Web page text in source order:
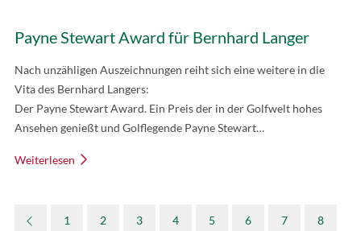
Payne Stewart Award für Bernhard Langer
Nach unzähligen Auszeichnungen reiht sich eine weitere in die
Vita des Bernhard Langers:
Der Payne Stewart Award. Ein Preis der in der Golfwelt hohes
Ansehen genießt und Golflegende Payne Stewart…
Weiterlesen
1 2 3 4 5 6 7 8